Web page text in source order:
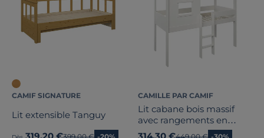
CAMIF SIGNATURE
Lit extensible Tanguy
CAMILLE PAR CAMIF
Lit cabane bois massif
avec rangements en
option Teddy